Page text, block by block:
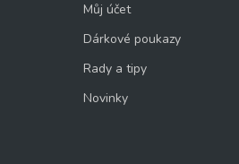
Můj účet
Dárkové poukazy
Rady a tipy
Novinky